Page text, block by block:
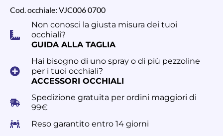
Cod. occhiale: VJC006 0700
Non conosci la giusta misura dei tuoi
occhiali?
GUIDA ALLA TAGLIA
Hai bisogno di uno spray o di più pezzoline
per i tuoi occhiali?
ACCESSORI OCCHIALI
Spedizione gratuita per ordini maggiori di
99€
Reso garantito entro 14 giorni